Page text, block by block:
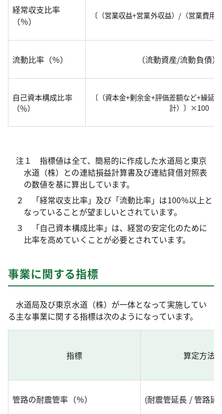
経常収支比率
（％）
〔（営業収益+営業外収益）/（営業費
流動比率（％） （流動資産/流動負債
自己資本構成比率
（％）
〔（資本金+剰余金+評価差額など+繰延
計）〕×100
注１ 指標値は全て、簡易的に作成した水道局と東京
水道（株）との連結損益計算書及び連結貸借対照表
の数値を基に算出しています。
２ 「経常収支比率」及び「流動比率」は100％以上と
なっていることが望ましいとされています。
３ 「自己資本構成比率」は、経営の安定化のために
比率を高めていくことが必要とされています。
事業に関する指標
水道局及び東京水道（株）が一体となって実施してい
る主な事業に関する指標は次のようになっています。
指標 算定方法
管路の耐震管率（％） (耐震管延長 / 管路